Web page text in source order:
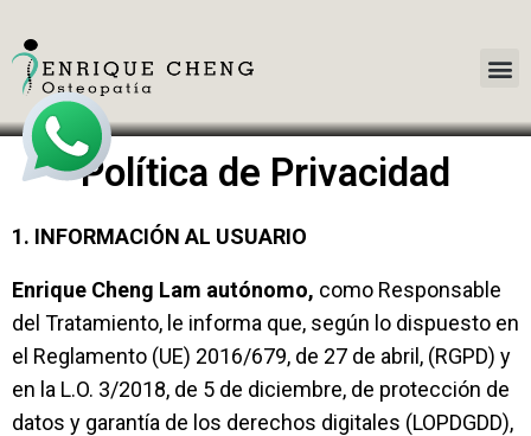
Política de Privacidad
1. INFORMACIÓN AL USUARIO
Enrique Cheng Lam autónomo, como Responsable
del Tratamiento, le informa que, según lo dispuesto en
el Reglamento (UE) 2016/679, de 27 de abril, (RGPD) y
en la L.O. 3/2018, de 5 de diciembre, de protección de
datos y garantía de los derechos digitales (LOPDGDD),